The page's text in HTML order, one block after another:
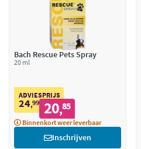
Bach Rescue Pets Spray
20 ml
ADVIESPRIJS
24,99 20,85
Binnenkort weer leverbaar
Inschrijven